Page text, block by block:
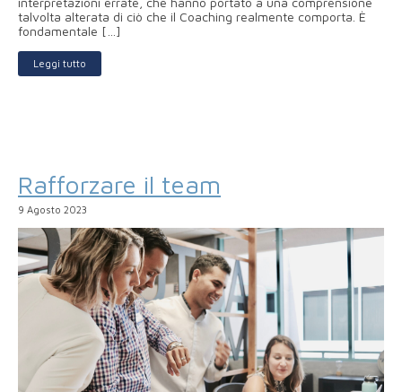
talvolta alterata di ciò che il Coaching realmente comporta. È
fondamentale […]
Leggi tutto
Rafforzare il team
9 Agosto 2023